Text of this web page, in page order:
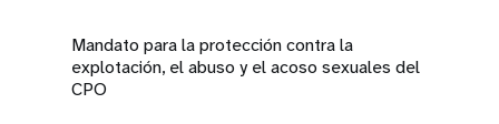
Mandato para la protección contra la
explotación, el abuso y el acoso sexuales del
CPO